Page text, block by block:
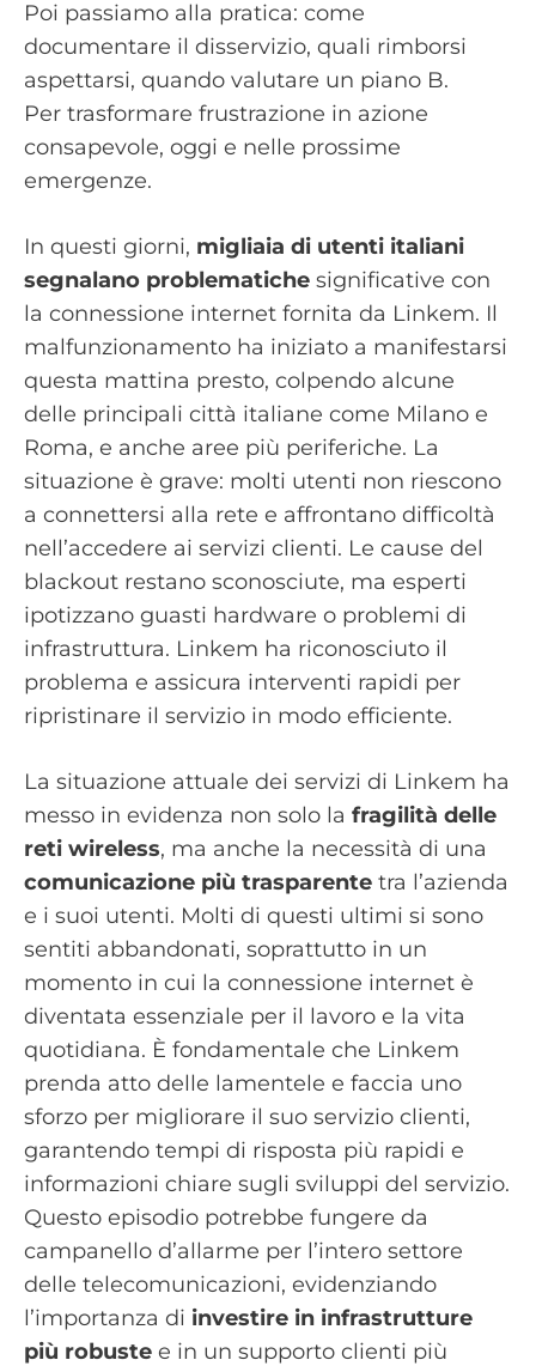
Poi passiamo alla pratica: come
documentare il disservizio, quali rimborsi
aspettarsi, quando valutare un piano B.
Per trasformare frustrazione in azione
consapevole, oggi e nelle prossime
emergenze.
In questi giorni, migliaia di utenti italiani
segnalano problematiche significative con
la connessione internet fornita da Linkem. Il
malfunzionamento ha iniziato a manifestarsi
questa mattina presto, colpendo alcune
delle principali città italiane come Milano e
Roma, e anche aree più periferiche. La
situazione è grave: molti utenti non riescono
a connettersi alla rete e affrontano difficoltà
nell’accedere ai servizi clienti. Le cause del
blackout restano sconosciute, ma esperti
ipotizzano guasti hardware o problemi di
infrastruttura. Linkem ha riconosciuto il
problema e assicura interventi rapidi per
ripristinare il servizio in modo efficiente.
La situazione attuale dei servizi di Linkem ha
messo in evidenza non solo la fragilità delle
reti wireless, ma anche la necessità di una
comunicazione più trasparente tra l’azienda
e i suoi utenti. Molti di questi ultimi si sono
sentiti abbandonati, soprattutto in un
momento in cui la connessione internet è
diventata essenziale per il lavoro e la vita
quotidiana. È fondamentale che Linkem
prenda atto delle lamentele e faccia uno
sforzo per migliorare il suo servizio clienti,
garantendo tempi di risposta più rapidi e
informazioni chiare sugli sviluppi del servizio.
Questo episodio potrebbe fungere da
campanello d’allarme per l’intero settore
delle telecomunicazioni, evidenziando
l’importanza di investire in infrastrutture
più robuste e in un supporto clienti più